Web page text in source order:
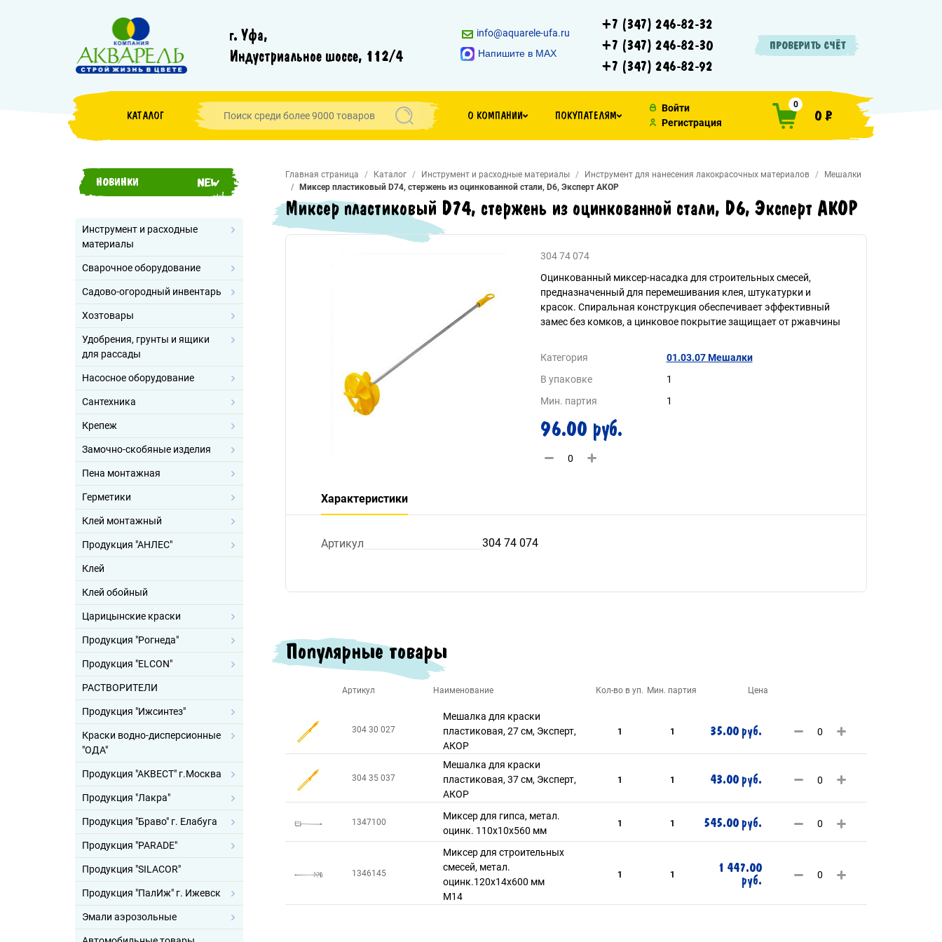
г. Уфа,
Индустриальное шоссе, 112/4
info@aquarele-ufa.ru
Напишите в MAX
+7 (347) 246-82-32
+7 (347) 246-82-30
+7 (347) 246-82-92
ПРОВЕРИТЬ СЧЁТ
КАТАЛОГ О КОМПАНИИ ПОКУПАТЕЛЯМ
Войти
Регистрация
0
0 ₽
НОВИНКИ
Инструмент и расходные
материалы
Сварочное оборудование
Садово-огородный инвентарь
Хозтовары
Удобрения, грунты и ящики
для рассады
Насосное оборудование
Сантехника
Крепеж
Замочно-скобяные изделия
Пена монтажная
Герметики
Клей монтажный
Продукция "АНЛЕС"
Клей
Клей обойный
Царицынские краски
Продукция "Рогнеда"
Продукция "ELCON"
РАСТВОРИТЕЛИ
Продукция "Ижсинтез"
Краски водно-дисперсионные
"ОДА"
Продукция "АКВЕСТ" г.Москва
Продукция "Лакра"
Продукция "Браво" г. Елабуга
Продукция "PARADE"
Продукция "SILACOR"
Продукция "ПалИж" г. Ижевск
Эмали аэрозольные
Главная страница Каталог Инструмент и расходные материалы Инструмент для нанесения лакокрасочных материалов
Мешалки
Миксер пластиковый D74, стержень из оцинкованной стали, D6, Эксперт АКОР
Миксер пластиковый D74, стержень из оцинкованной стали, D6, Эксперт АКОР
304 74 074
Оцинкованный миксер-насадка для строительных смесей,
предназначенный для перемешивания клея, штукатурки и
красок. Спиральная конструкция обеспечивает эффективный
замес без комков, а цинковое покрытие защищает от ржавчины
Категория
01.03.07 Мешалки
В упаковке
1
Мин. партия
1
96.00 руб.
Характеристики
Артикул 304 74 074
Популярные товары
Артикул Наименование Кол-во в уп. Мин. партия Цена
304 30 027
Мешалка для краски
пластиковая, 27 см, Эксперт,
АКОР
1 1 35.00 руб.
304 35 037
Мешалка для краски
пластиковая, 37 см, Эксперт,
АКОР
1 1 43.00 руб.
1347100
Миксер для гипса, метал.
оцинк. 110х10х560 мм
1 1 545.00 руб.
1346145
Миксер для строительных
смесей, метал.
оцинк.120х14х600 мм
М14
1 1 1 447.00
руб.